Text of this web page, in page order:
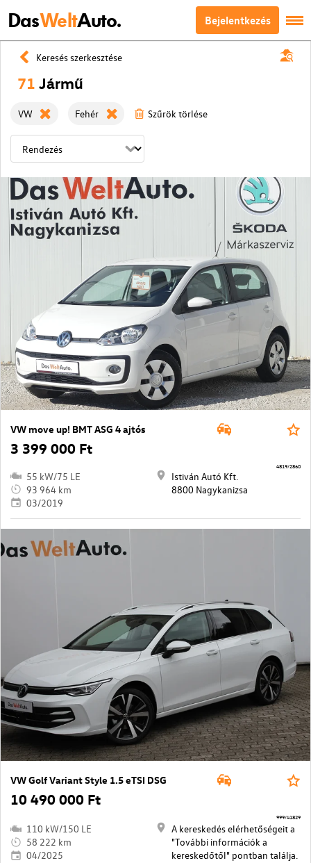
DasWeltAuto. Bejelentkezés
Keresés szerkesztése
71 Jármű
VW Fehér Szűrök törlése
VW move up! BMT ASG 4 ajtós
3 399 000 Ft
55 kW/75 LE
93 964 km
03/2019
Istiván Autó Kft.
8800 Nagykanizsa
4819/2860
VW Golf Variant Style 1.5 eTSI DSG
10 490 000 Ft
110 kW/150 LE
58 222 km
04/2025
A kereskedés elérhetőségeit a
"További információk a
kereskedőtől" pontban találja.
999/41829